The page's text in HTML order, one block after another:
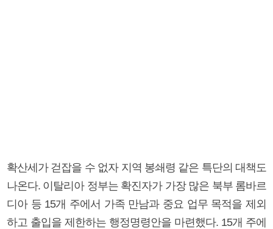
확산세가 걷잡을 수 없자 지역 봉쇄령 같은 특단의 대책도
나온다. 이탈리아 정부는 확진자가 가장 많은 북부 롬바르
디아 등 15개 주에서 가족 만남과 중요 업무 목적을 제외
하고 출입을 제한하는 행정명령안을 마련했다. 15개 주에